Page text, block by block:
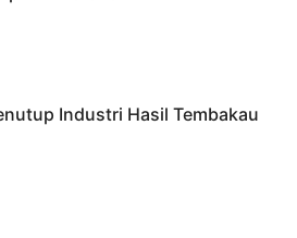
Industri Hasil Tembakau